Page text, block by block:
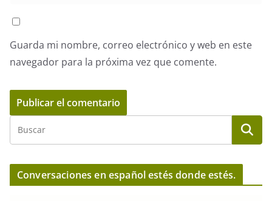
Guarda mi nombre, correo electrónico y web en este
navegador para la próxima vez que comente.
Conversaciones en español estés donde estés.